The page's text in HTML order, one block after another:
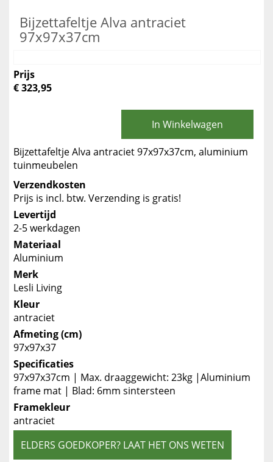
Bijzettafeltje Alva antraciet
97x97x37cm
Prijs
€ 323,95
In Winkelwagen
Bijzettafeltje Alva antraciet 97x97x37cm, aluminium
tuinmeubelen
Verzendkosten
Prijs is incl. btw. Verzending is gratis!
Levertijd
2-5 werkdagen
Materiaal
Aluminium
Merk
Lesli Living
Kleur
antraciet
Afmeting (cm)
97x97x37
Specificaties
97x97x37cm | Max. draaggewicht: 23kg |Aluminium
frame mat | Blad: 6mm sintersteen
Framekleur
antraciet
ELDERS GOEDKOPER? LAAT HET ONS WETEN